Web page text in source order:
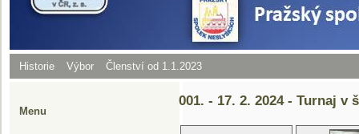
Historie Výbor Členství od 1.1.2023
001. - 17. 2. 2024 - Turnaj v
Menu